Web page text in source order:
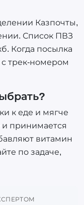
Казпочты,
Список ПВЗ
Когда посылка
трек-номером
к еде и мягче
и принимается
витамин
по задаче,